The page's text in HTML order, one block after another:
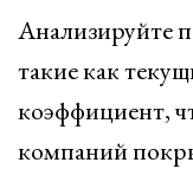
Анализируйте
такие как
коэффициент,
компаний